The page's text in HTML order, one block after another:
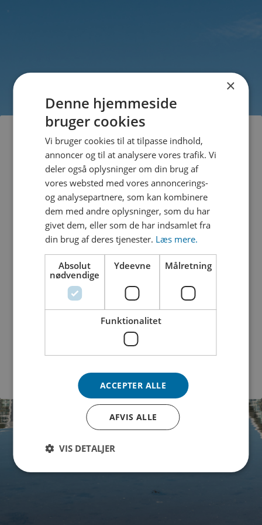
SELVBETJENING
Få hjælp til vores selvbetjening: ' Kom i
gang med Vejle Spildevands
selvbetjening
×
Denne hjemmeside
bruger cookies
Vi bruger cookies til at tilpasse indhold,
annoncer og til at analysere vores trafik. Vi
deler også oplysninger om din brug af
vores websted med vores annoncerings-
og analysepartnere, som kan kombinere
dem med andre oplysninger, som du har
givet dem, eller som de har indsamlet fra
din brug af deres tjenester. Læs mere.
Absolut
nødvendige
Ydeevne Målretning
Funktionalitet
ACCEPTER ALLE
AFVIS ALLE
VIS DETALJER